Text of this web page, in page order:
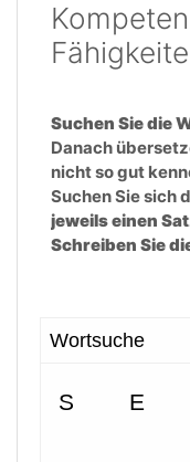
Suchen Sie die
Danach
nicht so gut
Suchen Sie sich
jeweils einen
Schreiben Sie